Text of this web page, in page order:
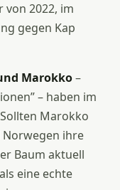
2022, im
gegen Kap
Marokko–
– haben im
Marokko
Norwegen ihre
Baum aktuell
eine echte